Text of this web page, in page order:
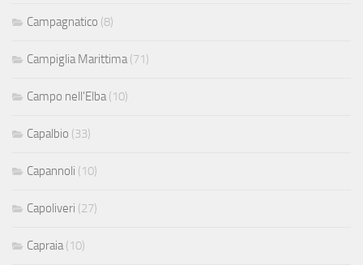
Campagnatico (8)
Campiglia Marittima (71)
Campo nell'Elba (10)
Capalbio (33)
Capannoli (10)
Capoliveri (27)
Capraia (10)